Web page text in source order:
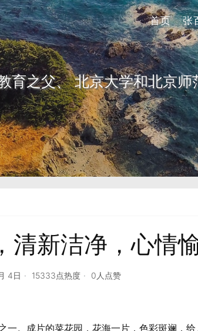
首页 张
育之父、 北京大学和北京
清新洁净，心情
4日 15333点热度 0人点赞
一。成片的菜花园，花海一片，色彩斑斓，